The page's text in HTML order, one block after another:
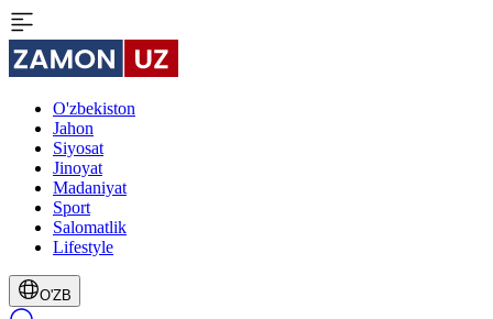
O'zbekiston
Jahon
Siyosat
Jinoyat
Madaniyat
Sport
Salomatlik
Lifestyle
O'ZB